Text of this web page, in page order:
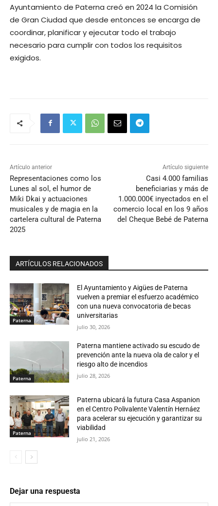
Ayuntamiento de Paterna creó en 2024 la Comisión
de Gran Ciudad que desde entonces se encarga de
coordinar, planificar y ejecutar todo el trabajo
necesario para cumplir con todos los requisitos
exigidos.
Artículo anterior
Representaciones como los
Lunes al sol, el humor de
Miki Dkai y actuaciones
musicales y de magia en la
cartelera cultural de Paterna
2025
Artículo siguiente
Casi 4.000 familias
beneficiarias y más de
1.000.000€ inyectados en el
comercio local en los 9 años
del Cheque Bebé de Paterna
ARTÍCULOS RELACIONADOS
Paterna
El Ayuntamiento y Aigües de Paterna
vuelven a premiar el esfuerzo académico
con una nueva convocatoria de becas
universitarias
julio 30, 2026
Paterna
Paterna mantiene activado su escudo de
prevención ante la nueva ola de calor y el
riesgo alto de incendios
julio 28, 2026
Paterna
Paterna ubicará la futura Casa Aspanion
en el Centro Polivalente Valentín Hernáez
para acelerar su ejecución y garantizar su
viabilidad
julio 21, 2026
Dejar una respuesta